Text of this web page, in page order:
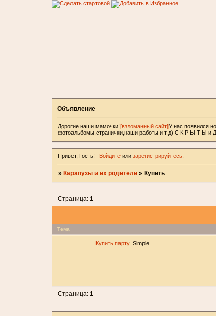
Объявление
Дорогие наши мамочки![взломанный сайт]У нас появился
фотоальбомы,странички,наши работы и т.д) С К Р Ы Т Ы
Привет, Гость! Войдите илизарегистрируйтесь
» Карапузы и их родители » Купить
Страница: 1
Тема
Купить парту Simple
Страница: 1